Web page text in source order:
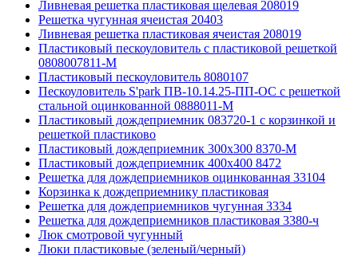
Ливневая решетка пластиковая щелевая 208019
Решетка чугунная ячеистая 20403
Ливневая решетка пластиковая ячеистая 208019
Пластиковый пескоуловитель с пластиковой решеткой
0808007811-М
Пластиковый пескоуловитель 8080107
Пескоуловитель S'park ПВ-10.14.25-ПП-ОС с решеткой
стальной оцинкованной 0888011-М
Пластиковый дождеприемник 083720-1 c корзинкой и
решеткой пластиково
Пластиковый дождеприемник 300x300 8370-М
Пластиковый дождеприемник 400x400 8472
Решетка для дождеприемников оцинкованная 33104
Корзинка к дождеприемнику пластиковая
Решетка для дождеприемников чугунная 3334
Решетка для дождеприемников пластиковая 3380-ч
Люк смотровой чугунный
Люки пластиковые (зеленый/черный)